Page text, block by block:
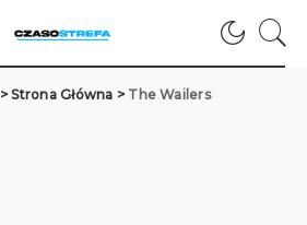
>Strona Główna > The Wailers